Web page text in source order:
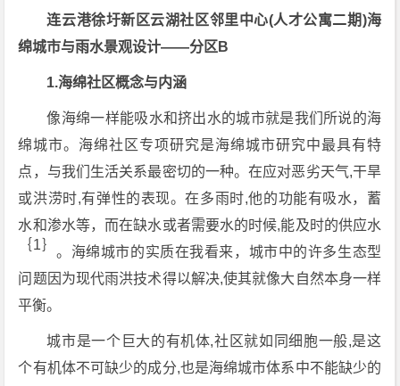
连云港徐圩新区云湖社区邻里中心(人才公寓二期)海
绵城市与雨水景观设计——分区B
1.海绵社区概念与内涵
像海绵一样能吸水和挤出水的城市就是我们所说的海
绵城市。海绵社区专项研究是海绵城市研究中最具有特
点，与我们生活关系最密切的一种。在应对恶劣天气,干旱
或洪涝时,有弹性的表现。在多雨时,他的功能有吸水，蓄
水和渗水等，而在缺水或者需要水的时候,能及时的供应水
｛1｝ 。海绵城市的实质在我看来，城市中的许多生态型
问题因为现代雨洪技术得以解决,使其就像大自然本身一样
平衡。
城市是一个巨大的有机体,社区就如同细胞一般,是这
个有机体不可缺少的成分,也是海绵城市体系中不能缺少的